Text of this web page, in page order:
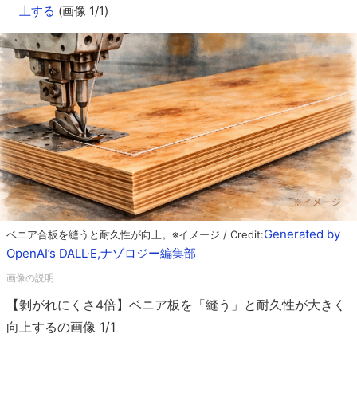
上する (画像 1/1)
ベニア合板を縫うと耐久性が向上。※イメージ / Credit:Generated by
OpenAI’s DALL·E,ナゾロジー編集部
【剝がれにくさ4倍】ベニア板を「縫う」と耐久性が大きく
向上するの画像 1/1